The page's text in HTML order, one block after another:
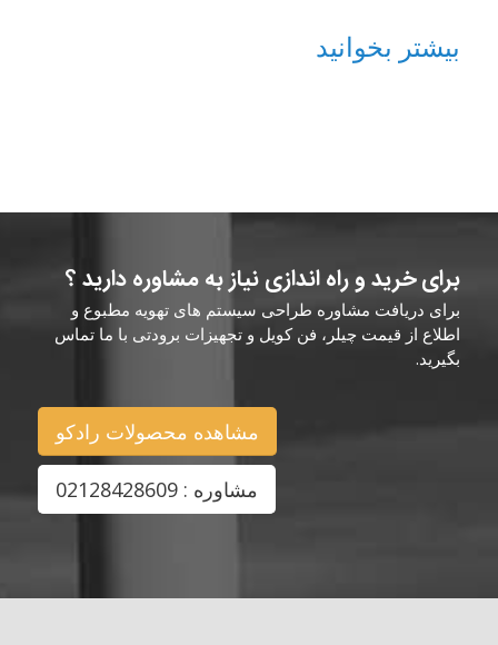
بیشتر بخوانید
برای خرید و راه اندازی نیاز به مشاوره دارید ؟
برای دریافت مشاوره طراحی سیستم های تهویه مطبوع و
اطلاع از قیمت چیلر، فن کویل و تجهیزات برودتی با ما تماس
بگیرید.
مشاهده محصولات رادکو
مشاوره : 02128428609